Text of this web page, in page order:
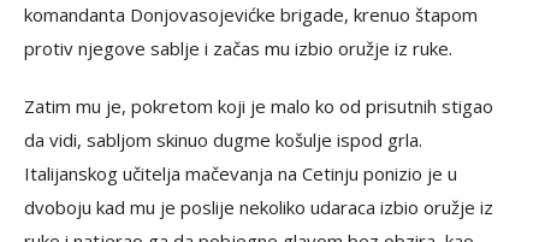
komandanta Donjovasojevićke brigade, krenuo štapom
protiv njegove sablje i začas mu izbio oružje iz ruke.
Zatim mu je, pokretom koji je malo ko od prisutnih stigao
da vidi, sabljom skinuo dugme košulje ispod grla.
Italijanskog učitelja mačevanja na Cetinju ponizio je u
dvoboju kad mu je poslije nekoliko udaraca izbio oružje iz